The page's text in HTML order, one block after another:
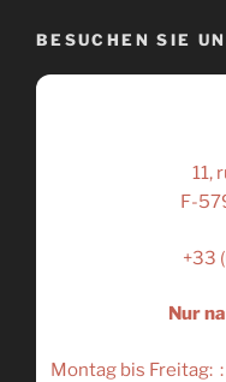
BESUCHEN SIE
11,
F-
+33
Nur
Montag bis Freitag: :